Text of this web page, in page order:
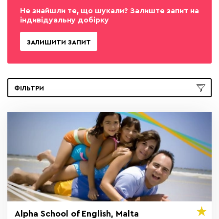
Не знайшли те, що шукали? Залиште запит на
індивідуальну добірку
ЗАЛИШИТИ ЗАПИТ
ФІЛЬТРИ
Alpha School of English, Malta